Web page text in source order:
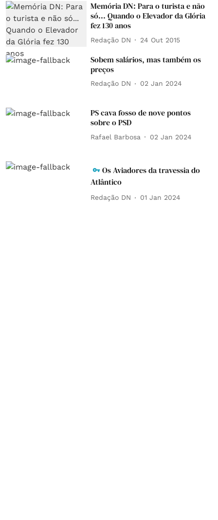
Memória DN: Para o turista e não
só... Quando o Elevador da Glória
fez 130 anos
Redação DN 24 Out 2015
Sobem salários, mas também os
preços
Redação DN 02 Jan 2024
PS cava fosso de nove pontos
sobre o PSD
Rafael Barbosa 02 Jan 2024
Os Aviadores da travessia do
Atlântico
Redação DN 01 Jan 2024